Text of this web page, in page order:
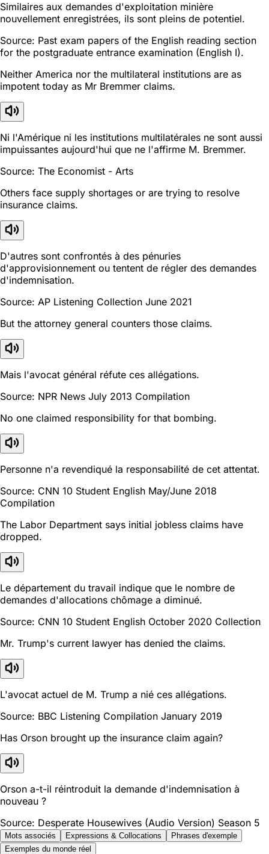
Similaires aux demandes d'exploitation minière
nouvellement enregistrées, ils sont pleins de potentiel.
Source: Past exam papers of the English reading section
for the postgraduate entrance examination (English I).
Neither America nor the multilateral institutions are as
impotent today as Mr Bremmer claims.
Ni l'Amérique ni les institutions multilatérales ne sont aussi
impuissantes aujourd'hui que ne l'affirme M. Bremmer.
Source: The Economist - Arts
Others face supply shortages or are trying to resolve
insurance claims.
D'autres sont confrontés à des pénuries
d'approvisionnement ou tentent de régler des demandes
d'indemnisation.
Source: AP Listening Collection June 2021
But the attorney general counters those claims.
Mais l'avocat général réfute ces allégations.
Source: NPR News July 2013 Compilation
No one claimed responsibility for that bombing.
Personne n'a revendiqué la responsabilité de cet attentat.
Source: CNN 10 Student English May/June 2018
Compilation
The Labor Department says initial jobless claims have
dropped.
Le département du travail indique que le nombre de
demandes d'allocations chômage a diminué.
Source: CNN 10 Student English October 2020 Collection
Mr. Trump's current lawyer has denied the claims.
L'avocat actuel de M. Trump a nié ces allégations.
Source: BBC Listening Compilation January 2019
Has Orson brought up the insurance claim again?
Orson a-t-il réintroduit la demande d'indemnisation à
nouveau ?
Source: Desperate Housewives (Audio Version) Season 5
Mots associés Expressions & Collocations
Phrases d'exemple
Exemples du monde réel